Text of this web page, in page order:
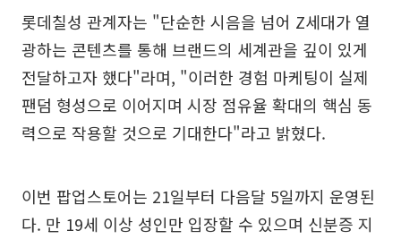
롯데칠성 관계자는 "단순한 시음을 넘어 Z세대가 열
광하는 콘텐츠를 통해 브랜드의 세계관을 깊이 있게
전달하고자 했다"라며, "이러한 경험 마케팅이 실제
팬덤 형성으로 이어지며 시장 점유율 확대의 핵심 동
력으로 작용할 것으로 기대한다"라고 밝혔다.
이번 팝업스토어는 21일부터 다음달 5일까지 운영된
다. 만 19세 이상 성인만 입장할 수 있으며 신분증 지